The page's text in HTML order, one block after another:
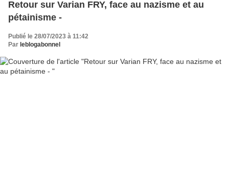
Retour sur Varian FRY, face au nazisme et au
pétainisme -
Publié le 28/07/2023 à 11:42
Par leblogabonnel